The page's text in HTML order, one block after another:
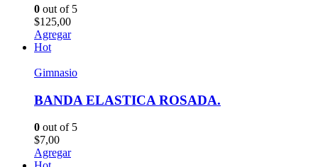
0 out of 5
$125,00
Agregar
Hot
Gimnasio
BANDA ELASTICA ROSADA.
0 out of 5
$7,00
Agregar